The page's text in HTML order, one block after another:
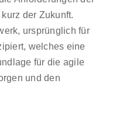
der Zukunft.
ursprünglich für
welches eine
für die agile
und den